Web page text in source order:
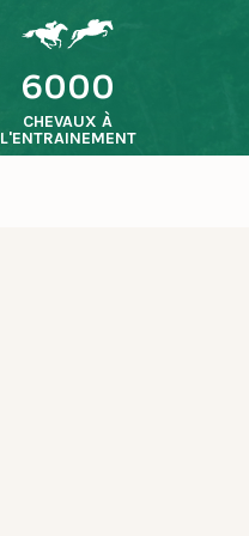
6000
CHEVAUX À
L'ENTRAINEMENT